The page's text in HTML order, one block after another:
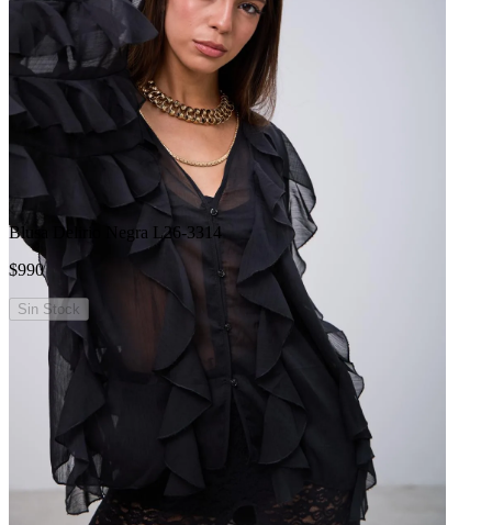
Blusa Delirio Negra L26-3314
$990
Sin Stock